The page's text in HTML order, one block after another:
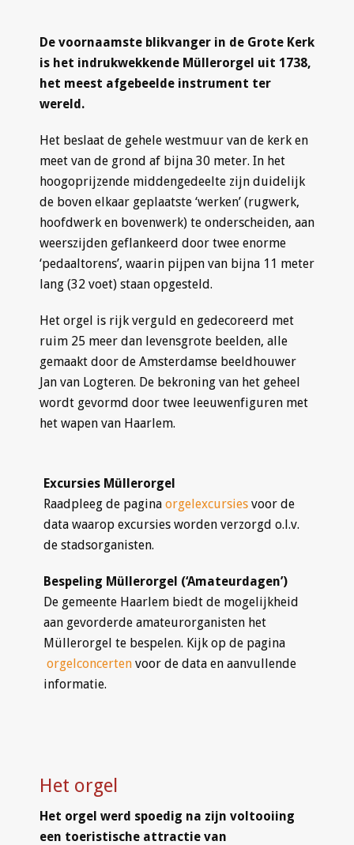
De voornaamste blikvanger in de Grote Kerk
is het indrukwekkende Müllerorgel uit 1738,
het meest afgebeelde instrument ter
wereld.
Het beslaat de gehele westmuur van de kerk en
meet van de grond af bijna 30 meter. In het
hoogoprijzende middengedeelte zijn duidelijk
de boven elkaar geplaatste ‘werken’ (rugwerk,
hoofdwerk en bovenwerk) te onderscheiden, aan
weerszijden geflankeerd door twee enorme
‘pedaaltorens’, waarin pijpen van bijna 11 meter
lang (32 voet) staan opgesteld.
Het orgel is rijk verguld en gedecoreerd met
ruim 25 meer dan levensgrote beelden, alle
gemaakt door de Amsterdamse beeldhouwer
Jan van Logteren. De bekroning van het geheel
wordt gevormd door twee leeuwenfiguren met
het wapen van Haarlem.
Excursies Müllerorgel
Raadpleeg de pagina orgelexcursies voor de
data waarop excursies worden verzorgd o.l.v.
de stadsorganisten.
Bespeling Müllerorgel (‘Amateurdagen’)
De gemeente Haarlem biedt de mogelijkheid
aan gevorderde amateurorganisten het
Müllerorgel te bespelen. Kijk op de pagina
orgelconcerten voor de data en aanvullende
informatie.
Het orgel
Het orgel werd spoedig na zijn voltooiing
een toeristische attractie van